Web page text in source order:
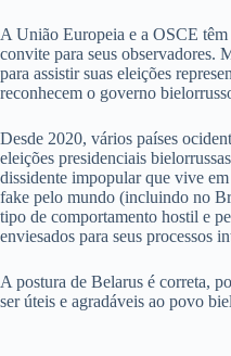
A União Europeia e a OSCE
convite para seus observadores.
para assistir suas eleições
reconhecem o governo
Desde 2020, vários países
eleições presidenciais
dissidente impopular que vive
fake pelo mundo (incluindo no
tipo de comportamento hostil e
enviesados para seus processos
A postura de Belarus é correta,
ser úteis e agradáveis ao povo